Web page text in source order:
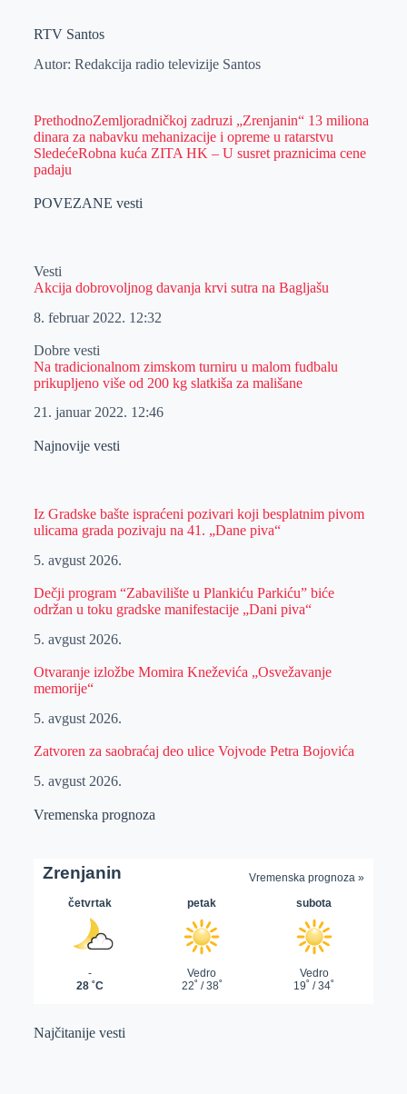
RTV Santos
Autor: Redakcija radio televizije Santos
PrethodnoZemljoradničkoj zadruzi „Zrenjanin“ 13 miliona
dinara za nabavku mehanizacije i opreme u ratarstvu
SledećeRobna kuća ZITA HK – U susret praznicima cene
padaju
POVEZANE vesti
Vesti
Akcija dobrovoljnog davanja krvi sutra na Bagljašu
8. februar 2022. 12:32
Dobre vesti
Na tradicionalnom zimskom turniru u malom fudbalu
prikupljeno više od 200 kg slatkiša za mališane
21. januar 2022. 12:46
Najnovije vesti
Iz Gradske bašte ispraćeni pozivari koji besplatnim pivom
ulicama grada pozivaju na 41. „Dane piva“
5. avgust 2026.
Dečji program “Zabavilište u Plankiću Parkiću” biće
održan u toku gradske manifestacije „Dani piva“
5. avgust 2026.
Otvaranje izložbe Momira Kneževića „Osvežavanje
memorije“
5. avgust 2026.
Zatvoren za saobraćaj deo ulice Vojvode Petra Bojovića
5. avgust 2026.
Vremenska prognoza
Najčitanije vesti